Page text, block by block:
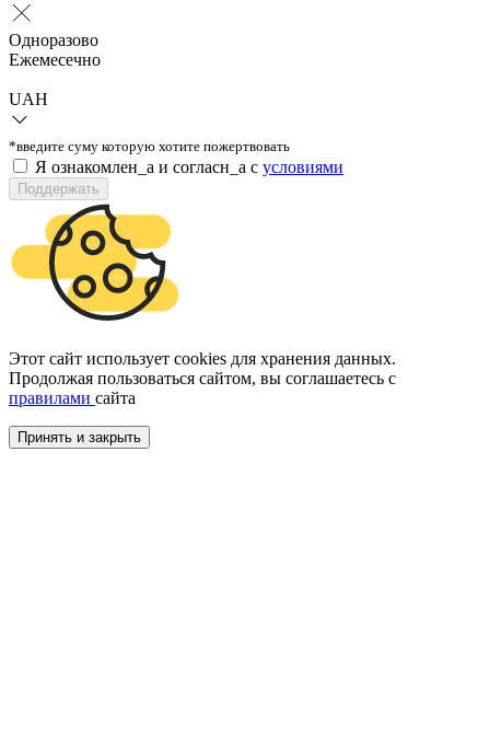
Одноразово
Ежемесечно
UAH
*введите суму которую хотите пожертвовать
Я ознакомлен_а и согласн_а c условиями
Поддержать
Этот сайт использует cookies для хранения данных.
Продолжая пользоваться сайтом, вы соглашаетесь с
правилами сайта
Принять и закрыть